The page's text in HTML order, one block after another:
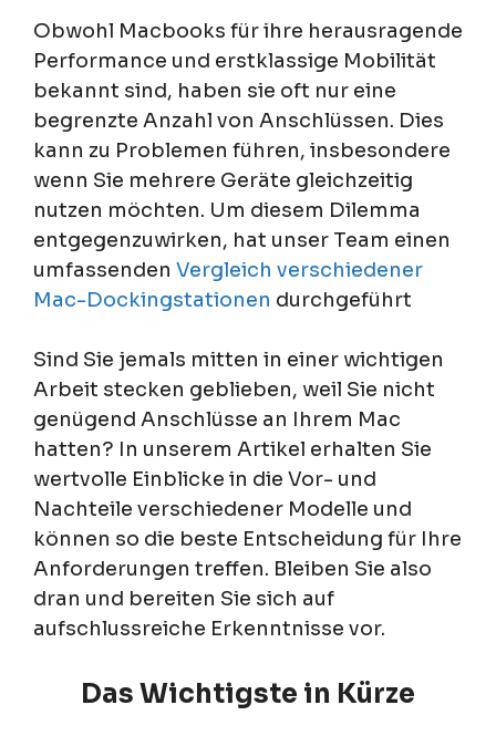
Obwohl Macbooks für ihre herausragende
Performance und erstklassige Mobilität
bekannt sind, haben sie oft nur eine
begrenzte Anzahl von Anschlüssen. Dies
kann zu Problemen führen, insbesondere
wenn Sie mehrere Geräte gleichzeitig
nutzen möchten. Um diesem Dilemma
entgegenzuwirken, hat unser Team einen
umfassenden Vergleich verschiedener
Mac-Dockingstationen durchgeführt
Sind Sie jemals mitten in einer wichtigen
Arbeit stecken geblieben, weil Sie nicht
genügend Anschlüsse an Ihrem Mac
hatten? In unserem Artikel erhalten Sie
wertvolle Einblicke in die Vor- und
Nachteile verschiedener Modelle und
können so die beste Entscheidung für Ihre
Anforderungen treffen. Bleiben Sie also
dran und bereiten Sie sich auf
aufschlussreiche Erkenntnisse vor.
Das Wichtigste in Kürze